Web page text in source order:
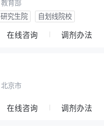
教育部
研究生院 自划线院校
在线咨询 调剂办法
北京市
在线咨询 调剂办法